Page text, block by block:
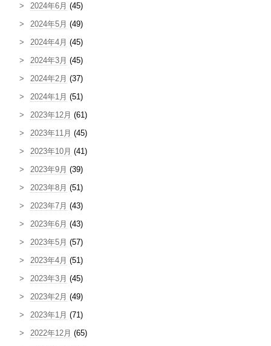
2024年6月 (45)
2024年5月 (49)
2024年4月 (45)
2024年3月 (45)
2024年2月 (37)
2024年1月 (51)
2023年12月 (61)
2023年11月 (45)
2023年10月 (41)
2023年9月 (39)
2023年8月 (51)
2023年7月 (43)
2023年6月 (43)
2023年5月 (57)
2023年4月 (51)
2023年3月 (45)
2023年2月 (49)
2023年1月 (71)
2022年12月 (65)